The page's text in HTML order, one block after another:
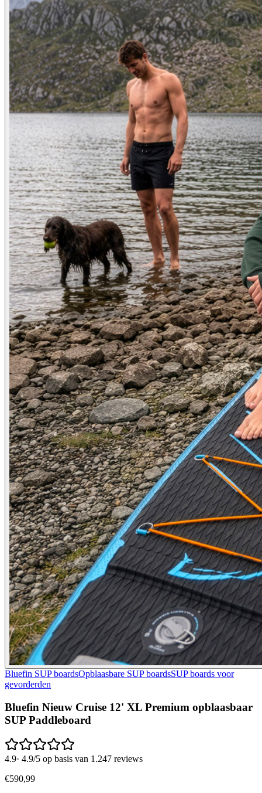
Bluefin SUP boardsOpblaasbare SUP boardsSUP boards voor
gevorderden
Bluefin Nieuw Cruise 12' XL Premium opblaasbaar
SUP Paddleboard
4.9· 4.9/5 op basis van 1.247 reviews
€590,99